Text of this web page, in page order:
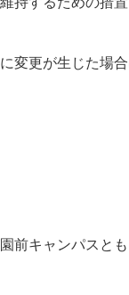
変更が生じた場
前キャンパスと